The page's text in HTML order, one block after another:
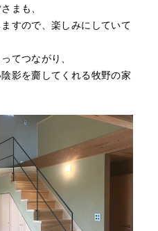
まも、
すので、楽しみにしていて
てつながり、
影を齎してくれる牧野の家